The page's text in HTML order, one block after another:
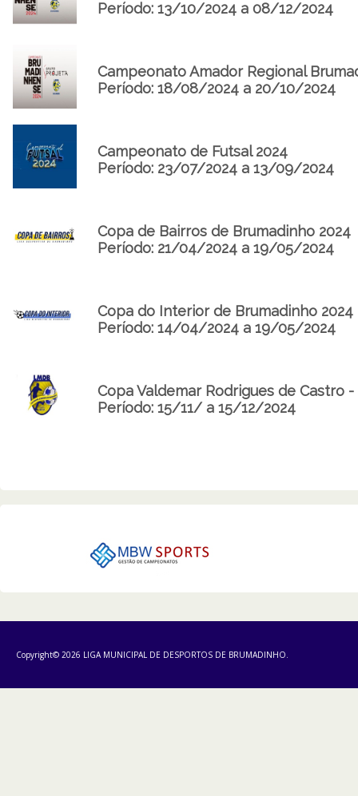
Período: 13/10/2024 a 08/12/2024
Campeonato Amador Regional
Período: 18/08/2024 a 20/10/2024
Campeonato de Futsal 2024
Período: 23/07/2024 a 13/09/2024
Copa de Bairros de Brumadinho 2024
Período: 21/04/2024 a 19/05/2024
Copa do Interior de Brumadinho 2024
Período: 14/04/2024 a 19/05/2024
Copa Valdemar Rodrigues de Castro
Período: 15/11/ a 15/12/2024
Copyright© 2026 LIGA MUNICIPAL DE DESPORTOS DE BRUMADINHO.